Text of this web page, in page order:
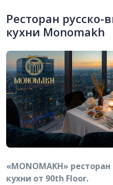
Ресторан русско-
кухни Monomakh
«MONOMAKH»
кухни от 90th Floor.